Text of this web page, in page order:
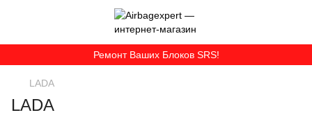
Ремонт Ваших Блоков SRS!
LADA
LADA